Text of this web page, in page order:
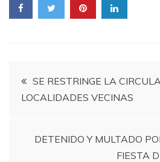
Navegación
de
entradas
SE RESTRINGE LA
LOCALIDADES VECINAS
DETENIDO Y MULTADO
FIESTA